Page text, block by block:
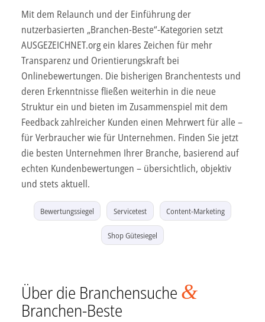
Mit dem Relaunch und der Einführung der
nutzerbasierten „Branchen-Beste“-Kategorien setzt
AUSGEZEICHNET.org ein klares Zeichen für mehr
Transparenz und Orientierungskraft bei
Onlinebewertungen. Die bisherigen Branchentests und
deren Erkenntnisse fließen weiterhin in die neue
Struktur ein und bieten im Zusammenspiel mit dem
Feedback zahlreicher Kunden einen Mehrwert für alle –
für Verbraucher wie für Unternehmen. Finden Sie jetzt
die besten Unternehmen Ihrer Branche, basierend auf
echten Kundenbewertungen – übersichtlich, objektiv
und stets aktuell.
Bewertungssiegel Servicetest Content-Marketing
Shop Gütesiegel
Über die Branchensuche &
Branchen-Beste